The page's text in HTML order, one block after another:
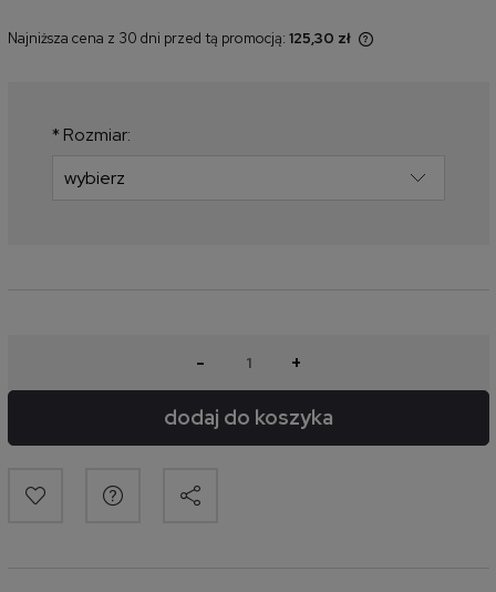
Najniższa cena z 30 dni przed tą promocją: 125,30 zł
* Rozmiar:
- +
dodaj do koszyka